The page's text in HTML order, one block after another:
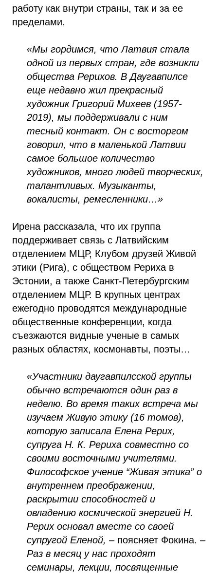
работу как внутри страны, так и за ее
пределами.
«Мы гордимся, что Латвия стала
одной из первых стран, где возникли
общества Рерихов. В Даугавпилсе
еще недавно жил прекрасный
художник Григорий Михеев (1957-
2019), мы поддерживали с ним
тесный контакт. Он c восторгом
говорил, что в маленькой Латвии
самое большое количество
художников, много людей творческих,
талантливых. Музыканты,
вокалисты, ремесленники…»
Ирена рассказала, что их группа
поддерживает связь с Латвийским
отделением МЦР, Клубом друзей Живой
этики (Рига), с обществом Рериха в
Эстонии, а также Санкт-Петербургским
отделением МЦР. В крупных центрах
ежегодно проводятся международные
общественные конференции, когда
съезжаются видные ученые в самых
разных областях, космонавты, поэты…
«Участники даугавпилсской группы
обычно встречаются один раз в
неделю. Во время таких встреча мы
изучаем Живую этику (16 томов),
которую записала Елена Рерих,
супруга Н. К. Рериха совместно со
своими восточными учителями.
Философское учение “Живая этика” о
внутреннем преображении,
раскрытии способностей и
овладению космической энергией Н.
Рерих основал вместе со своей
супругой Еленой, – поясняет Фокина. –
Раз в месяц у нас проходят
семинары, лекции, посвященные